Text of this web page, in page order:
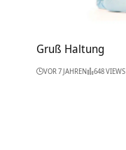
Gruß Haltung
VOR 7 JAHREN 648 VIEWS